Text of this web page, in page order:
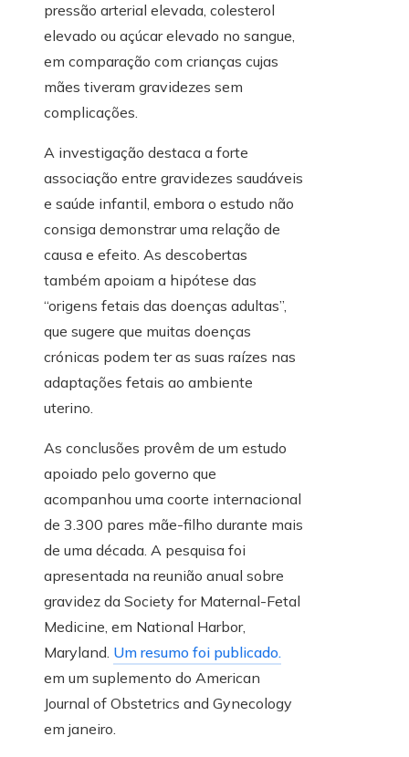
pressão arterial elevada, colesterol
elevado ou açúcar elevado no sangue,
em comparação com crianças cujas
mães tiveram gravidezes sem
complicações.
A investigação destaca a forte
associação entre gravidezes saudáveis
​​e saúde infantil, embora o estudo não
consiga demonstrar uma relação de
causa e efeito. As descobertas
também apoiam a hipótese das
“origens fetais das doenças adultas”,
que sugere que muitas doenças
crónicas podem ter as suas raízes nas
adaptações fetais ao ambiente
uterino.
As conclusões provêm de um estudo
apoiado pelo governo que
acompanhou uma coorte internacional
de 3.300 pares mãe-filho durante mais
de uma década. A pesquisa foi
apresentada na reunião anual sobre
gravidez da Society for Maternal-Fetal
Medicine, em National Harbor,
Maryland. Um resumo foi publicado.
em um suplemento do American
Journal of Obstetrics and Gynecology
em janeiro.